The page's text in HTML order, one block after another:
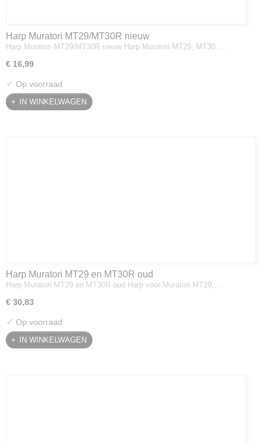
Harp Muratori MT29/MT30R nieuw
Harp Muratori MT29/MT30R nieuw Harp Muratori MT29, MT30,…
€ 16,99
✓ Op voorraad
IN WINKELWAGEN
Harp Muratori MT29 en MT30R oud
Harp Muratori MT29 en MT30R oud Harp voor Muratori MT29,…
€ 30,83
✓ Op voorraad
IN WINKELWAGEN